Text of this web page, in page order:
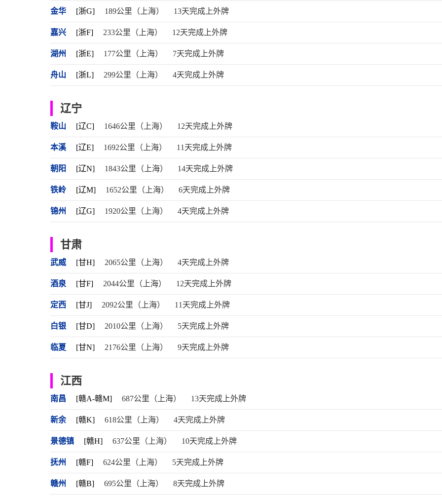
金华 [浙G] 189公里（上海） 13天完成上外牌
嘉兴 [浙F] 233公里（上海） 12天完成上外牌
湖州 [浙E] 177公里（上海） 7天完成上外牌
舟山 [浙L] 299公里（上海） 4天完成上外牌
辽宁
鞍山 [辽C] 1646公里（上海） 12天完成上外牌
本溪 [辽E] 1692公里（上海） 11天完成上外牌
朝阳 [辽N] 1843公里（上海） 14天完成上外牌
铁岭 [辽M] 1652公里（上海） 6天完成上外牌
锦州 [辽G] 1920公里（上海） 4天完成上外牌
甘肃
武威 [甘H] 2065公里（上海） 4天完成上外牌
酒泉 [甘F] 2044公里（上海） 12天完成上外牌
定西 [甘J] 2092公里（上海） 11天完成上外牌
白银 [甘D] 2010公里（上海） 5天完成上外牌
临夏 [甘N] 2176公里（上海） 9天完成上外牌
江西
南昌 [赣A-赣M] 687公里（上海） 13天完成上外牌
新余 [赣K] 618公里（上海） 4天完成上外牌
景德镇 [赣H] 637公里（上海） 10天完成上外牌
抚州 [赣F] 624公里（上海） 5天完成上外牌
赣州 [赣B] 695公里（上海） 8天完成上外牌